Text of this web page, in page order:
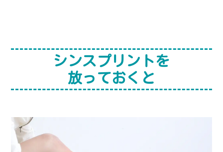
シンスプリントを
放っておくと